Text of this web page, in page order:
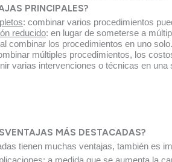
PRINCIPALES?
: combinar varios procedimientos
reducido: en lugar de someterse a
combinar los procedimientos en uno solo.
múltiples procedimientos, los
varias intervenciones o técnicas en
MÁS DESTACADAS?
tienen muchas ventajas, también es
: a medida que se aumenta la